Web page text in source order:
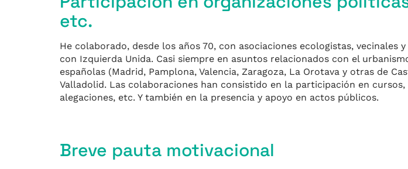
etc.
He colaborado, desde los años 70, con asociaciones ecologistas, vecinales
con Izquierda Unida. Casi siempre en asuntos relacionados con el
españolas (Madrid, Pamplona, Valencia, Zaragoza, La Orotava y otras de
Valladolid. Las colaboraciones han consistido en la participación en
alegaciones, etc. Y también en la presencia y apoyo en actos públicos.
Breve pauta motivacional